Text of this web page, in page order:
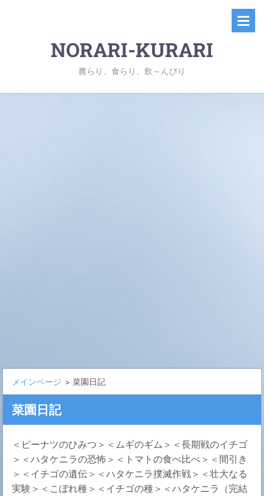
NORARI-KURARI
農らり、食らり、飲～んびり
メインページ > 菜園日記
菜園日記
＜ピーナツのひみつ＞＜ムギのギム＞＜長期戦のイチゴ
＞＜ハタケニラの恐怖＞＜トマトの食べ比べ＞＜間引き
＞＜イチゴの遺伝＞＜ハタケニラ撲滅作戦＞＜壮大なる
実験＞＜こぼれ種＞＜イチゴの種＞＜ハタケニラ（完結